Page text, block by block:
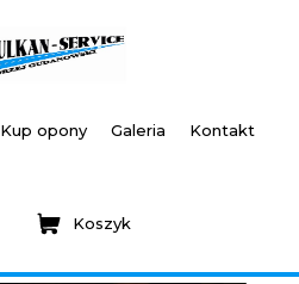
Kup opony Galeria Kontakt
Koszyk